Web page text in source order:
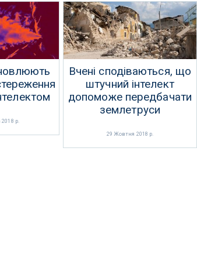
2018 р.
Вчені сподіваються, що
штучний інтелект
допоможе передбачати
землетруси
29 Жовтня 2018 р.